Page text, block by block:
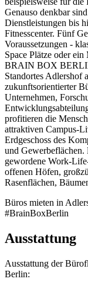
Genauso denkbar
Dienstleistungen bis
Fitnesscenter. Fünf
Voraussetzungen -
Space Plätze oder
BRAIN BOX
Standortes Adlershof
zukunftsorientierter
Unternehmen,
profitieren die
attraktiven Campus-
Erdgeschoss des
und Gewerbeflächen.
gewordene Work-
offenen Höfen,
Rasenflächen,
Büros mieten in
#BrainBoxBerlin
Ausstattung
Ausstattung der
Berlin: